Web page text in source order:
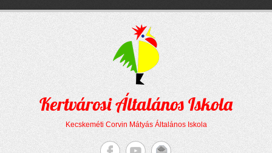
Kertvárosi Általános Iskola
Kecskeméti Corvin Mátyás Általános Iskola